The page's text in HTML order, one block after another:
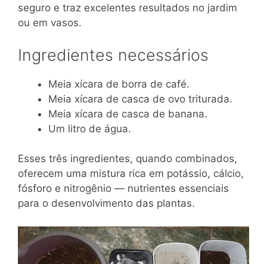
seguro e traz excelentes resultados no jardim
ou em vasos.
Ingredientes necessários
Meia xícara de borra de café.
Meia xícara de casca de ovo triturada.
Meia xícara de casca de banana.
Um litro de água.
Esses três ingredientes, quando combinados,
oferecem uma mistura rica em potássio, cálcio,
fósforo e nitrogênio — nutrientes essenciais
para o desenvolvimento das plantas.